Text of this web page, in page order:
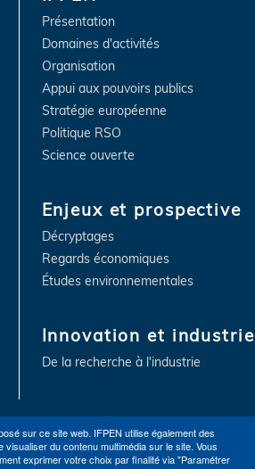
sur ce site web. IFPEN utilise également des
du contenu multimédia sur le site. Vous
exprimer votre choix par finalité via "Paramétrer
Présentation
Domaines d'activités
Organisation
Appui aux pouvoirs publics
Stratégie européenne
Politique RSO
Science ouverte
Enjeux et prospective
Décryptages
Regards économiques
Études environnementales
Innovation et industrie
De la recherche à l'industrie